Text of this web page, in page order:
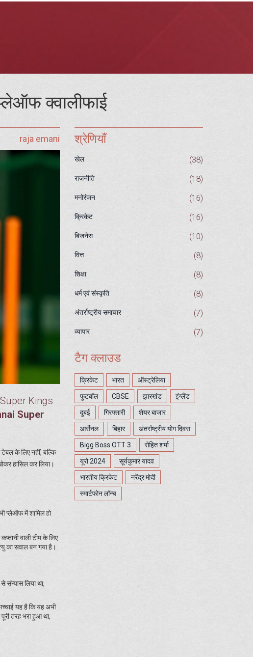
क्वालीफाई
raja emani
Kings
Super
टेबल के लिए नहीं, बल्कि
हासिल कर लिया।
प्लेऑफ में शामिल हो
वाली टीम के लिए
का सवाल बन गया है।
संन्यास लिया था,
यह है कि यह अभी
तरह भरा हुआ था,
श्रेणियाँ
खेल (38)
राजनीति (18)
मनोरंजन (16)
क्रिकेट (16)
बिजनेस (10)
वित्त (8)
शिक्षा (8)
धर्म एवं संस्कृति (8)
अंतर्राष्ट्रीय समाचार (7)
व्यापार (7)
टैग क्लाउड
क्रिकेट भारत ऑस्ट्रेलिया
फुटबॉल CBSE झारखंड इंग्लैंड
दुबई गिरफ्तारी शेयर बाजार
आर्सेनल बिहार अंतर्राष्ट्रीय योग दिवस
Bigg Boss OTT 3 रोहित शर्मा
यूरो 2024 सूर्यकुमार यादव
भारतीय क्रिकेट नरेंद्र मोदी
स्मार्टफोन लॉन्च